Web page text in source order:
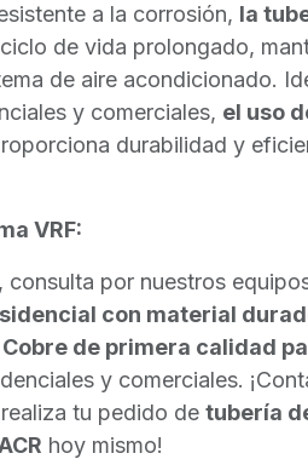
a la corrosión, la
de vida prolongado,
de aire acondicionado.
y comerciales, el uso
durabilidad y
VRF:
consulta por nuestros
con material
Cobre de primera calidad
y comerciales.
tu pedido de tubería
hoy mismo!